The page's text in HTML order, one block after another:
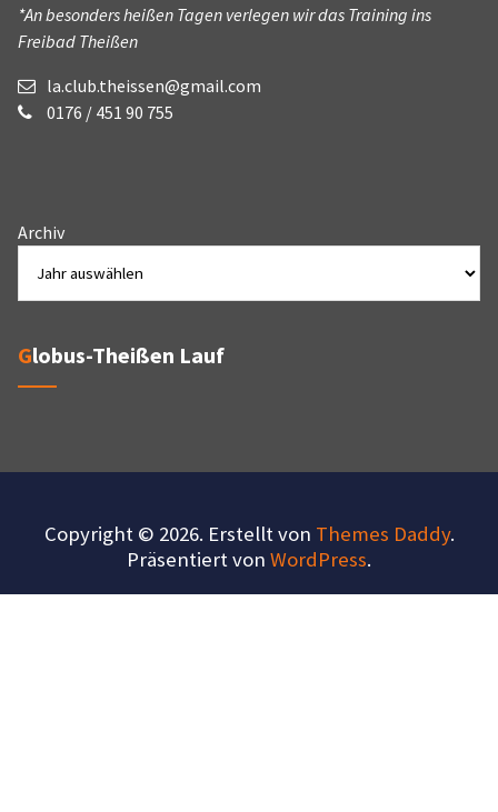
*An besonders heißen Tagen verlegen wir das Training ins
Freibad Theißen
la.club.theissen@gmail.com
0176 / 451 90 755
Archiv
Globus-Theißen Lauf
Copyright © 2026. Erstellt von Themes Daddy.
Präsentiert von WordPress.